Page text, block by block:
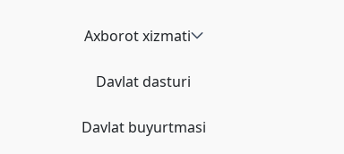
Axborot xizmati
Davlat dasturi
Davlat buyurtmasi